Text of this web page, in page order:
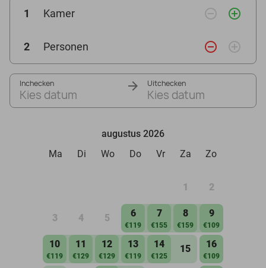
1 Kamer remove_circle_outline add_circle_outline
2 Personen remove_circle_outline add_circle_outline
Inchecken
Kies datum
Uitchecken
Kies datum
augustus 2026
Ma
Di Wo Do Vr Za Zo
1 2
3 4 5 6
€119
7
€155
8
€159
9
€109
10
€119
11
€129
12
€129
13
€119
14
€125
15 16
€109